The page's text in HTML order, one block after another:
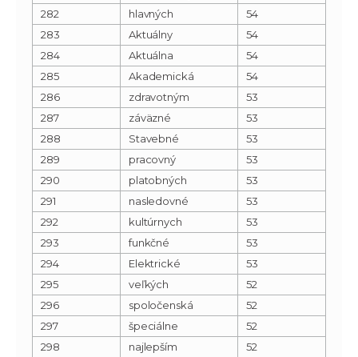
282
hlavných
54
283
Aktuálny
54
284
Aktuálna
54
285
Akademická
54
286
zdravotným
53
287
záväzné
53
288
Stavebné
53
289
pracovný
53
290
platobných
53
291
nasledovné
53
292
kultúrnych
53
293
funkčné
53
294
Elektrické
53
295
veľkých
52
296
spoločenská
52
297
špeciálne
52
298
najlepším 52